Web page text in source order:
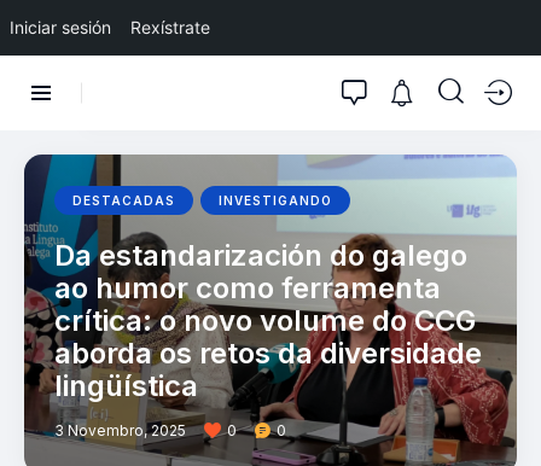
Iniciar sesión Rexístrate
DESTACADAS INVESTIGANDO
Da estandarización do galego
ao humor como ferramenta
crítica: o novo volume do CCG
aborda os retos da diversidade
lingüística
3 Novembro, 2025 0 0